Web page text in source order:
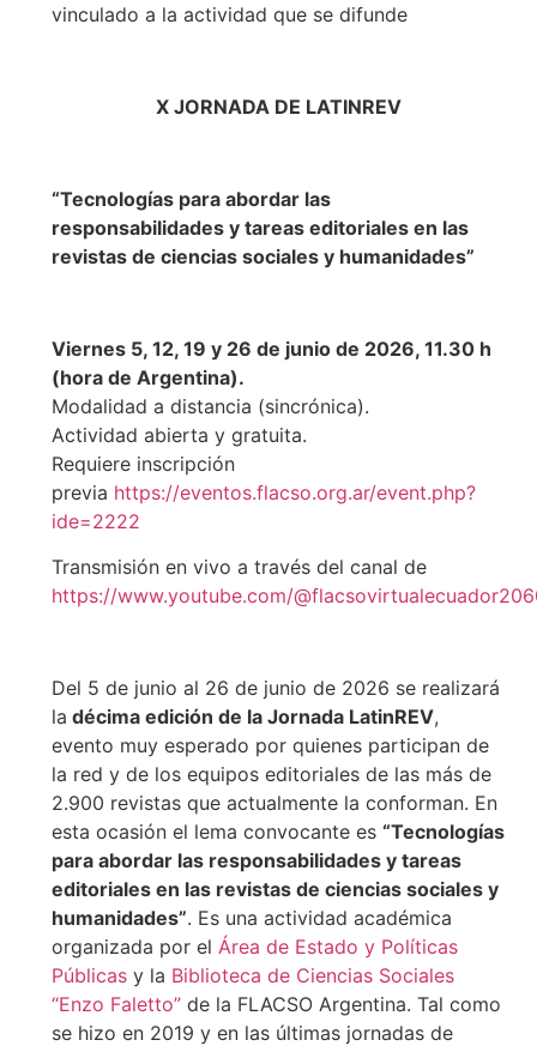
vinculado a la actividad que se difunde
X JORNADA DE LATINREV
“Tecnologías para abordar las
responsabilidades y tareas editoriales en las
revistas de ciencias sociales y humanidades”
Viernes 5, 12, 19 y 26 de junio de 2026, 11.30 h
(hora de Argentina).
Modalidad a distancia (sincrónica).
Actividad abierta y gratuita.
Requiere inscripción
previa https://eventos.flacso.org.ar/event.php?
ide=2222
Transmisión en vivo a través del canal de
https://www.youtube.com/
Del 5 de junio al 26 de junio de 2026 se realizará
la décima edición de la Jornada LatinREV,
evento muy esperado por quienes participan de
la red y de los equipos editoriales de las más de
2.900 revistas que actualmente la conforman. En
esta ocasión el lema convocante es “Tecnologías
para abordar las responsabilidades y tareas
editoriales en las revistas de ciencias sociales y
humanidades”. Es una actividad académica
organizada por el Área de Estado y Políticas
Públicasy la Biblioteca de Ciencias Sociales
“Enzo Faletto”de la FLACSO Argentina. Tal como
se hizo en 2019 y en las últimas jornadas de